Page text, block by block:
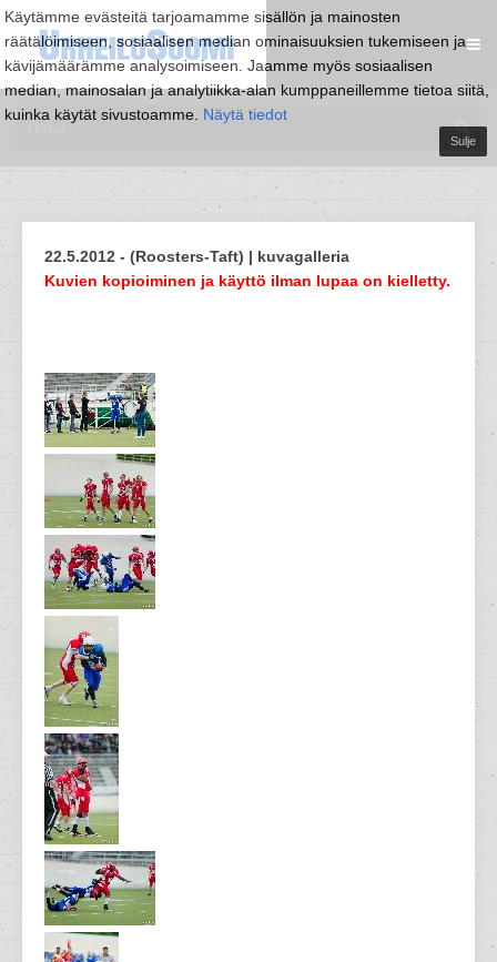
Käytämme evästeitä tarjoamamme sisällön ja mainosten
räätälöimiseen, sosiaalisen median ominaisuuksien tukemiseen ja
kävijämäärämme analysoimiseen. Jaamme myös sosiaalisen
median, mainosalan ja analytiikka-alan kumppaneillemme tietoa siitä,
kuinka käytät sivustoamme. Näytä tiedot
Sulje
22.5.2012 - (Roosters-Taft) | kuvagalleria
Kuvien kopioiminen ja käyttö ilman lupaa on kielletty.